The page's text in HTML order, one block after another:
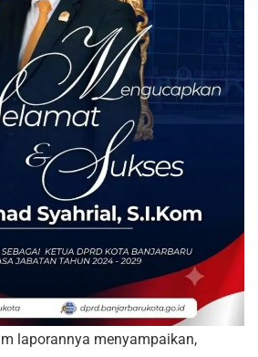
laporannya menyampaikan,